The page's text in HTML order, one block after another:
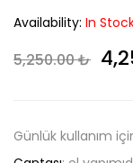
Availability: In
5,250.00₺
Günlük kullanım